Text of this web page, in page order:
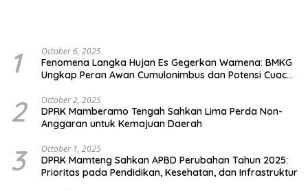
1 October 6, 2025
Fenomena Langka Hujan Es Gegerkan Wamena: BMKG
Ungkap Peran Awan Cumulonimbus dan Potensi Cuaca
2 October 2, 2025
DPRK Mamberamo Tengah Sahkan Lima Perda Non-
Anggaran untuk Kemajuan Daerah
3 October 1, 2025
DPRK Mamteng Sahkan APBD Perubahan Tahun 2025:
Prioritas pada Pendidikan, Kesehatan, dan Infrastruktur